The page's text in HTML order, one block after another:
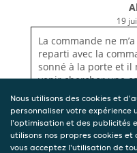
19
La commande ne
reparti avec la
sonné à la porte et il
venir chercher une
restaurant.
Nous utilisons des cookies et
personnaliser votre expérience
l'optimisation et des publicités
utilisons nos propres cookies et
vous acceptez l'utilisation de